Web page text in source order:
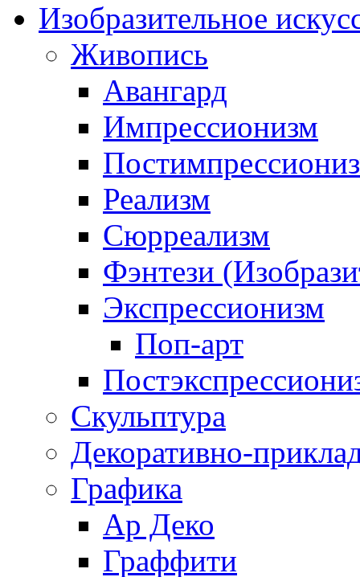
Изобразительное
Живопись
Авангард
Импрессионизм
Реализм
Сюрреализм
Фэнтези
Экспрессионизм
Поп-арт
Скульптура
Декоративно-
Графика
Ар Деко
Граффити